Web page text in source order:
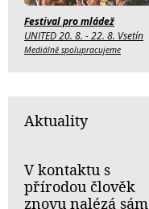
Festival pro mládež
UNITED 20. 8. - 22. 8. Vsetín
Mediálně spolupracujeme
Aktuality
V kontaktu s
přírodou člověk
znovu nalézá sám